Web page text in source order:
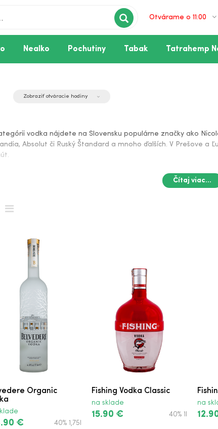
Otvárame o 11:00
Nealko Pochutiny Tabak Tatrahemp
Zobraziť otváracie hodiny
vodka nájdete na Slovensku populárne značky ako
Absolut či Ruský Štandard a mnoho ďalších. V Prešove a
Čítaj viac...
Organic
€ 40% 1,75l
Fishing Vodka Classic
na sklade
15.90 € 40% 1l
na